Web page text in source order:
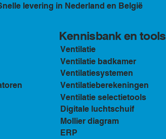
levering in Nederland en België
Kennisbank en tools
Ventilatie
Ventilatie badkamer
Ventilatiesystemen
Ventilatieberekeningen
Ventilatie selectietools
Digitale luchtschuif
Mollier diagram
ERP